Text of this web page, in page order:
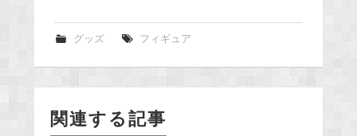
k
グッズ フィギュア
関連する記事